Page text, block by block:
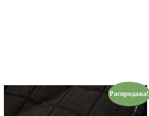
Распродажа!